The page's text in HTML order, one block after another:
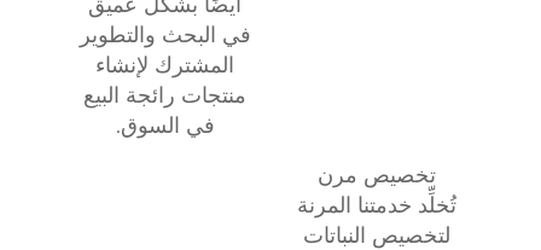
في البحث والتطوير
المشترك لإنشاء
منتجات رائجة البيع
في السوق.
تخصيص مرن
تُخلِّد خدمتنا المرنة
لتخصيص النباتات